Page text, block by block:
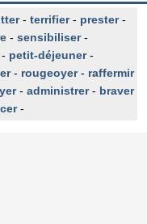
- terrifier- prester-
- sensibiliser-
petit-déjeuner-
- rougeoyer- raffermir
- administrer- braver
-